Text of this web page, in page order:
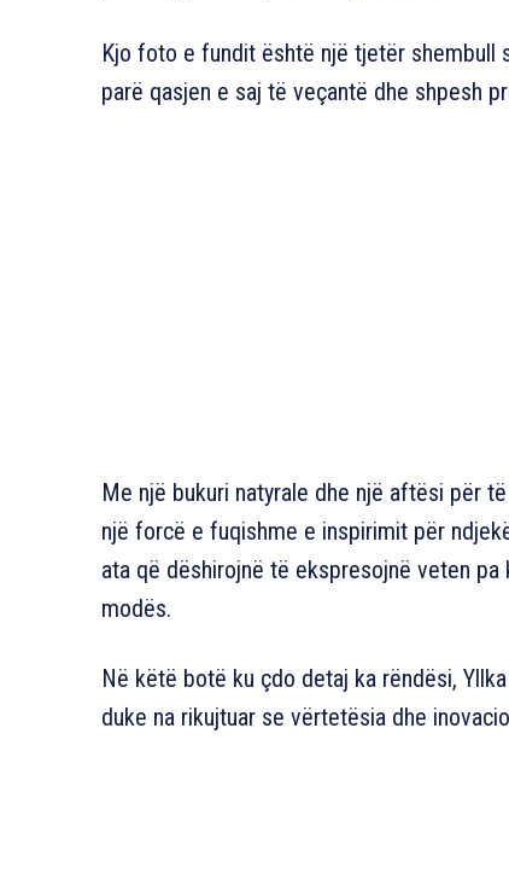
Kjo foto e fundit është një tjetër shembull
parë qasjen e saj të veçantë dhe shpesh
Me një bukuri natyrale dhe një aftësi për
një forcë e fuqishme e inspirimit për
ata që dëshirojnë të ekspresojnë veten
modës.
Në këtë botë ku çdo detaj ka rëndësi,
duke na rikujtuar se vërtetësia dhe